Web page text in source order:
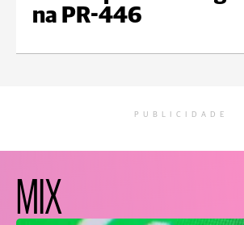
na PR-446
PUBLICIDADE
MIX